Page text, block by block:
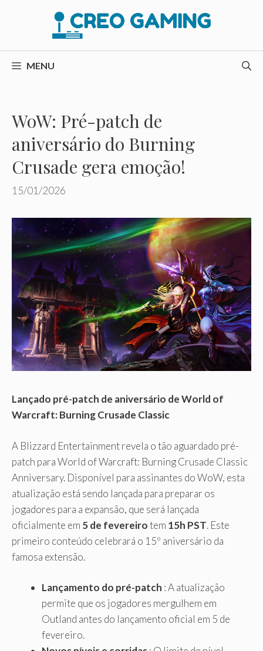
conteúdo
MENU
WoW: Pré-patch de
aniversário do Burning
Crusade gera emoção!
15/01/2026
Lançado pré-patch de aniversário de World of
Warcraft: Burning Crusade Classic
A Blizzard Entertainment revela o tão aguardado pré-
patch para World of Warcraft: Burning Crusade Classic
Anniversary. Disponível para assinantes do WoW, esta
atualização está sendo lançada para preparar os
jogadores para a expansão, que será lançada
oficialmente em 5 de fevereirotem 15h PST. Este
primeiro conteúdo celebrará o 15º aniversário da
famosa extensão.
Lançamento do pré-patch : A atualização
permite que os jogadores mergulhem em
Outland antes do lançamento oficial em 5 de
fevereiro.